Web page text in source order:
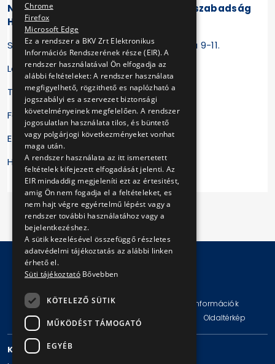
Nemzeti Adatvédelmi és Információszabadság
Hatóság
Székhely: 1055 Budapest, Falk Miksa utca 9-11.
Levelezési cím: 1363 Budapest, Pf.: 9.
Telefon: +3613911400
Fax: +3613911410
E-mail: ugyfelszolgalat@naih.hu
Honlap:http://www.naih.hu
Impresszum Jogi nyilatkozat
Technikai információk
Adatvédelmi politika és tájékoztatások
Oldaltérkép
KAPCSOLAT
Chrome
Firefox
Microsoft Edge
Ez a rendszer a BKV Zrt Elektronikus
Információs Rendszerének része (EIR). A
rendszer használatával Ön elfogadja az
alábbi feltételeket: A rendszer használata
megfigyelhető, rögzithető es naplózható a
jogszabályi es a szervezet biztonsági
követelményeinek megfelelően. A rendszer
jogosulatlan használata tilos, és büntető
vagy polgárjogi következményeket vonhat
maga után.
A rendszer használata az itt ismertetett
feltételek kifejezett elfogadását jelenti. Az
EIR mindaddig megjeleníti ezt az értesitést,
amig Ön nem fogadja el a feltételeket, es
nem hajt végre egyértelmű lépést vagy a
rendszer további használatához vagy a
bejelentkezéshez.
A sütik kezelésével összefüggő részletes
adatvédelmi tájékoztatás az alábbi linken
érhető el.
Süti tájékoztató Bővebben
KÖTELEZŐ SÜTIK
MŰKÖDÉST TÁMOGATÓ
EGYÉB